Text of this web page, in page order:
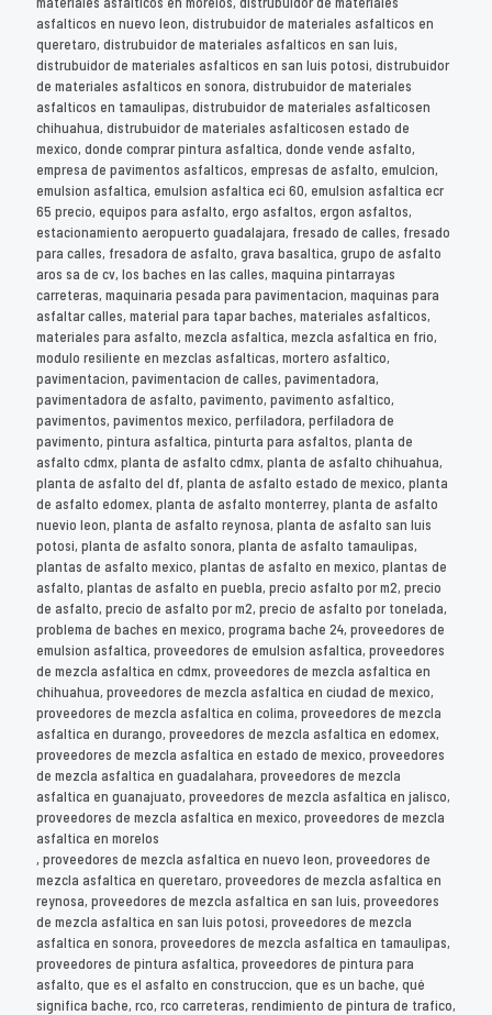
asfalticos en nuevo leon, distrubuidor de materiales asfalticos en
queretaro, distrubuidor de materiales asfalticos en san luis,
distrubuidor de materiales asfalticos en san luis potosi, distrubuidor
de materiales asfalticos en sonora, distrubuidor de materiales
asfalticos en tamaulipas, distrubuidor de materiales asfalticosen
chihuahua, distrubuidor de materiales asfalticosen estado de
mexico, donde comprar pintura asfaltica, donde vende asfalto,
empresa de pavimentos asfalticos, empresas de asfalto, emulcion,
emulsion asfaltica, emulsion asfaltica eci 60, emulsion asfaltica ecr
65 precio, equipos para asfalto, ergo asfaltos, ergon asfaltos,
estacionamiento aeropuerto guadalajara, fresado de calles, fresado
para calles, fresadora de asfalto, grava basaltica, grupo de asfalto
aros sa de cv, los baches en las calles, maquina pintarrayas
carreteras, maquinaria pesada para pavimentacion, maquinas para
asfaltar calles, material para tapar baches, materiales asfalticos,
materiales para asfalto, mezcla asfaltica, mezcla asfaltica en frio,
modulo resiliente en mezclas asfalticas, mortero asfaltico,
pavimentacion, pavimentacion de calles, pavimentadora,
pavimentadora de asfalto, pavimento, pavimento asfaltico,
pavimentos, pavimentos mexico, perfiladora, perfiladora de
pavimento, pintura asfaltica, pinturta para asfaltos, planta de
asfalto cdmx, planta de asfalto cdmx, planta de asfalto chihuahua,
planta de asfalto del df, planta de asfalto estado de mexico, planta
de asfalto edomex, planta de asfalto monterrey, planta de asfalto
nuevio leon, planta de asfalto reynosa, planta de asfalto san luis
potosi, planta de asfalto sonora, planta de asfalto tamaulipas,
plantas de asfalto mexico, plantas de asfalto en mexico, plantas de
asfalto, plantas de asfalto en puebla, precio asfalto por m2, precio
de asfalto, precio de asfalto por m2, precio de asfalto por tonelada,
problema de baches en mexico, programa bache 24, proveedores de
emulsion asfaltica, proveedores de emulsion asfaltica, proveedores
de mezcla asfaltica en cdmx, proveedores de mezcla asfaltica en
chihuahua, proveedores de mezcla asfaltica en ciudad de mexico,
proveedores de mezcla asfaltica en colima, proveedores de mezcla
asfaltica en durango, proveedores de mezcla asfaltica en edomex,
proveedores de mezcla asfaltica en estado de mexico, proveedores
de mezcla asfaltica en guadalahara, proveedores de mezcla
asfaltica en guanajuato, proveedores de mezcla asfaltica en jalisco,
proveedores de mezcla asfaltica en mexico, proveedores de mezcla
asfaltica en morelos
, proveedores de mezcla asfaltica en nuevo leon, proveedores de
mezcla asfaltica en queretaro, proveedores de mezcla asfaltica en
reynosa, proveedores de mezcla asfaltica en san luis, proveedores
de mezcla asfaltica en san luis potosi, proveedores de mezcla
asfaltica en sonora, proveedores de mezcla asfaltica en tamaulipas,
proveedores de pintura asfaltica, proveedores de pintura para
asfalto, que es el asfalto en construccion, que es un bache, qué
significa bache, rco, rco carreteras, rendimiento de pintura de trafico,